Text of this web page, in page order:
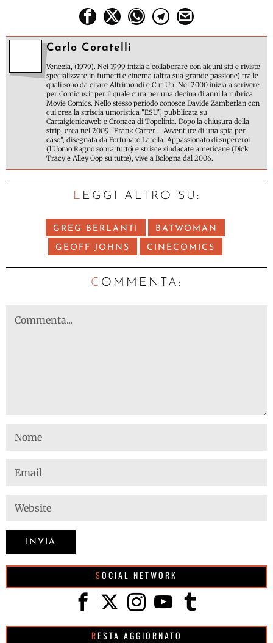
Carlo Coratelli
Venezia, (1979). Nel 1999 inizia a collaborare con alcuni siti e riviste
specializzate in fumetti e cinema (altra sua grande passione) tra le
quali sono da citare Altrimondi e Cut-Up. Nel 2000 inizia a scrivere
per Comicus.it per il quale cura per una decina di anni la rubrica
Movie Comics. Nello stesso periodo conosce Davide Zamberlan con
cui crea la striscia umoristica "ESU", pubblicata su
Cartaigienicaweb e Cronaca di Topolinia. Dopo la chiusura della
strip, crea nel 2009 "Frank Carter - Avventure di una spia per
caso", disegnata da Fortunato Latella. Appassionato di supereroi
(l'Uomo Ragno soprattutto) e strisce sindacate americane (Dick
Tracy e Alley Oop su tutte), vive a Bologna dal 2006.
LEGGI ALTRO SU:
GREG BERLANTI BATWOMAN
GEOFF JOHNS CINECOMICS
C OMMENTA:
SOCIAL NETWORK
RESTA AGGIORNATO